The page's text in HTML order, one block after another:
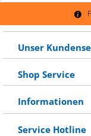
Unser
Shop Service
Informationen
Service Hotline